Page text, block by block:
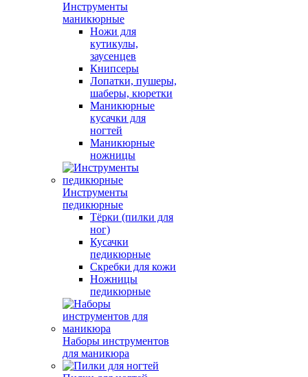
Инструменты
маникюрные
Ножи для
кутикулы,
заусенцев
Книпсеры
Лопатки, пушеры,
шаберы, кюретки
Маникюрные
кусачки для
ногтей
Маникюрные
ножницы
Инструменты
педикюрные
Тёрки (пилки для
ног)
Кусачки
педикюрные
Скребки для кожи
Ножницы
педикюрные
Наборы инструментов
для маникюра